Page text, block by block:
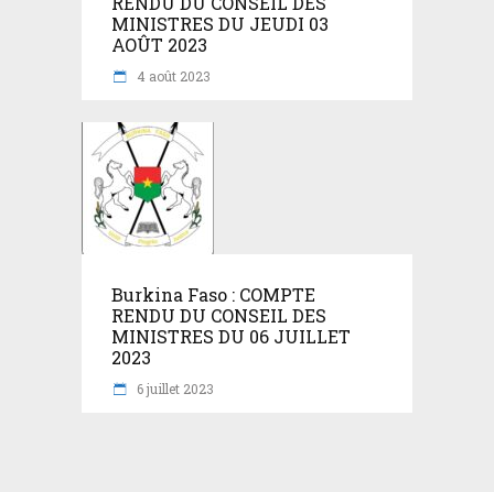
MINISTRES DU JEUDI 03
AOÛT 2023
4 août 2023
Burkina Faso : COMPTE
RENDU DU CONSEIL DES
MINISTRES DU 06 JUILLET
2023
6 juillet 2023